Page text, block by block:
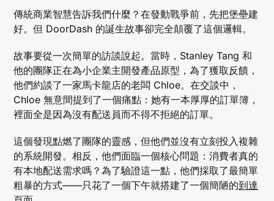
傳統商業智慧告訴我們什麼？在發動戰爭前，先把堡壘建
好。但 DoorDash 的誕生故事卻完全顛覆了這個邏輯。
故事要從一次簡單的訪談說起。當時，Stanley Tang 和
他的團隊正在為小企業主開發產品原型，為了獲取反饋，
他們約談了一家馬卡龍店的老闆 Chloe。在交談中，
Chloe 無意間提到了一個痛點：她有一本厚厚的訂單簿，
裡面全是因為沒有配送員而不得不拒絕的訂單。
這個發現點燃了團隊的靈感，但他們並沒有立刻投入複雜
的系統開發。相反，他們面臨一個核心問題：消費者真的
有本地配送需求嗎？為了驗證這一點，他們採取了最簡單
粗暴的方式——只花了一個下午就搭建了一個簡陋的到達